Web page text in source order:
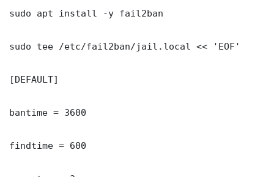
sudo apt install -y fail2ban
sudo tee /etc/fail2ban/jail.local << 'EOF'
[DEFAULT]
bantime = 3600
findtime = 600